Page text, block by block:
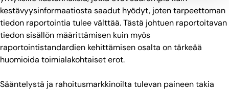
kestävyysinformaatiosta saadut hyödyt, joten tarpeettoman
tiedon raportointia tulee välttää. Tästä johtuen raportoitavan
tiedon sisällön määrittämisen kuin myös
raportointistandardien kehittämisen osalta on tärkeää
huomioida toimialakohtaiset erot.
Sääntelystä ja rahoitusmarkkinoilta tulevan paineen takia